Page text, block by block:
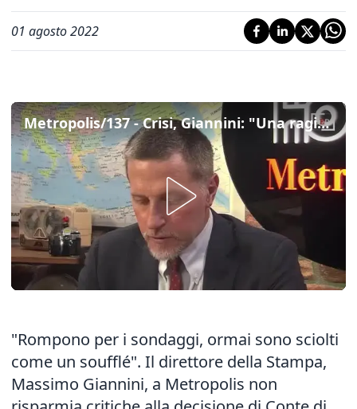
01 agosto 2022
Metropolis/137 - Crisi, Giannini: "Una ragione dietro la scelta dei 5s c'è, ma è al servizio del male"
"Rompono per i sondaggi, ormai sono sciolti
come un soufflé". Il direttore della Stampa,
Massimo Giannini, a Metropolis non